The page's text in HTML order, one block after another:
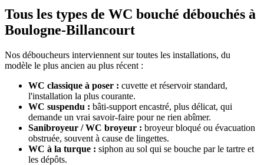
Tous les types de WC bouché débouchés à
Boulogne-Billancourt
Nos déboucheurs interviennent sur toutes les installations, du
modèle le plus ancien au plus récent :
WC classique à poser : cuvette et réservoir standard,
l'installation la plus courante.
WC suspendu : bâti-support encastré, plus délicat, qui
demande un vrai savoir-faire pour ne rien abîmer.
Sanibroyeur / WC broyeur : broyeur bloqué ou évacuation
obstruée, souvent à cause de lingettes.
WC à la turque : siphon au sol qui se bouche par le tartre et
les dépôts.